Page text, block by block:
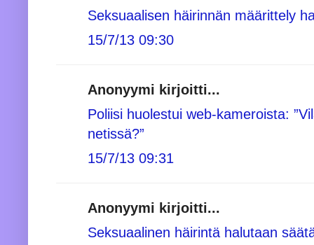
Seksuaalisen häirinnän määrittely
15/7/13 09:30
Anonyymi kirjoitti...
Poliisi huolestui web-kameroista:
netissä?”
15/7/13 09:31
Anonyymi kirjoitti...
Seksuaalinen häirintä halutaan